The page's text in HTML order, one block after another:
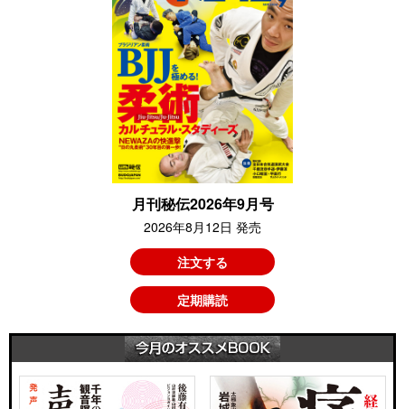
月刊秘伝2026年9月号
2026年8月12日 発売
注文する
定期購読